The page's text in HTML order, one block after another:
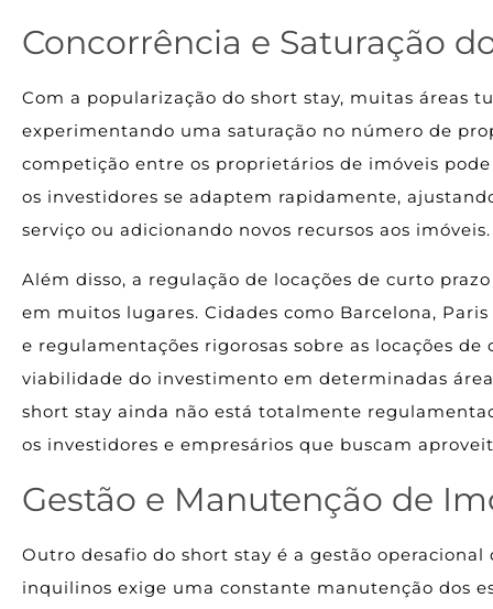
Concorrência e Saturação
Com a popularização do short stay, muitas áreas
experimentando uma saturação no número de
competição entre os proprietários de imóveis
os investidores se adaptem rapidamente,
serviço ou adicionando novos recursos aos imóveis.
Além disso, a regulação de locações de curto
em muitos lugares. Cidades como Barcelona,
e regulamentações rigorosas sobre as locações
viabilidade do investimento em determinadas
short stay ainda não está totalmente
os investidores e empresários que buscam
Gestão e Manutenção de
Outro desafio do short stay é a gestão
inquilinos exige uma constante manutenção dos